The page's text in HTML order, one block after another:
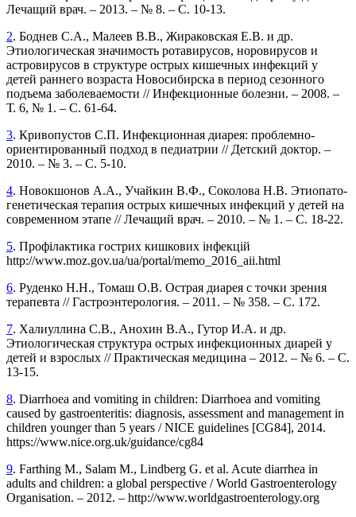
Лечащий врач. – 2013. – № 8. – С. 10-13.
2. Боднев С.А., Малеев В.В., Жираковская Е.В. и др.
Этиологическая значимость ротавирусов, норовирусов и
астровирусов в структуре острых кишечных инфекций у
детей раннего возраста Новосибирска в период сезонного
подъема заболеваемости // Инфекционные болезни. – 2008. –
Т. 6, № 1. – С. 61-64.
3. Кривопустов С.П. Инфекционная диарея: проблемно-
ориен­тированный подход в педиатрии // Детский доктор. –
2010. – № 3. – С. 5-10.
4. Новокшонов А.А., Учайкин В.Ф., Соколова Н.В. Этио­пато­
гене­тическая терапия острых кишечных инфекций у детей на
современном этапе // Лечащий врач. – 2010. – № 1. – С. 18-22.
5. Профілактика гострих кишкових інфекцій
http://www.moz.gov.ua/ua/portal/memo_2016_aii.html
6. Руденко Н.Н., Томаш О.В. Острая диарея с точки зрения
терапевта // Гастроэнтерология. – 2011. – № 358. – С. 172.
7. Халиуллина С.В., Анохин В.А., Гутор И.А. и др.
Этиологическая структура острых инфекционных диарей у
детей и взрослых // Практическая медицина – 2012. – № 6. – С.
13-15.
8. Diarrhoea and vomiting in children: Diarrhoea and vomiting
caused by gastroenteritis: diagnosis, assessment and management in
children younger than 5 years / NICE guidelines [CG84], 2014.
https://www.nice.org.uk/guidance/cg84
9. Farthing M., Salam M., Lindberg G. et al. Acute diarrhea in
adults and children: a global perspective / World Gastroenterology
Organisation. – 2012. – http://www.worldgastroenterology.org